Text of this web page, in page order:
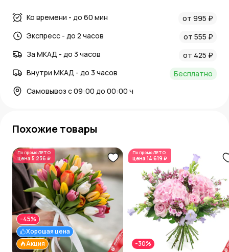
Ко времени - до 60 мин
от 995 ₽
Экспресс - до 2 часов
от 555 ₽
За МКАД - до 3 часов
от 425 ₽
Внутри МКАД - до 3 часов
Бесплатно
Самовывоз с 09:00 до 00:00 ч
Похожие товары
По промоЛЕТО
цена 5 236 ₽
Акция
Хорошая цена
-45%
По промоЛЕТО
цена 14 619 ₽
-30%